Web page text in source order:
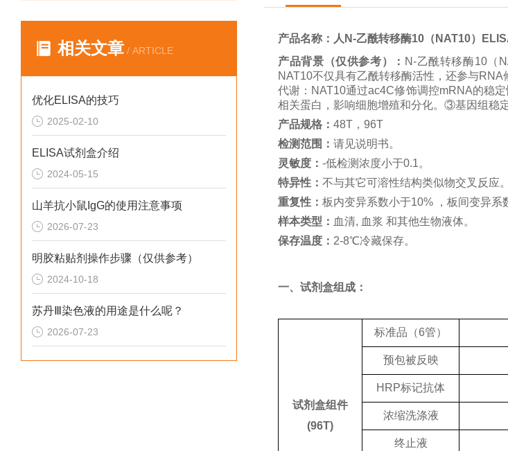
相关文章 / ARTICLE
优化ELISA的技巧
2025-02-10
ELISA试剂盒介绍
2024-05-15
山羊抗小鼠IgG的使用注意事项
2026-07-23
明胶粘贴剂操作步骤（仅供参考）
2024-10-18
苏丹Ⅲ染色液的用途是什么呢？
2026-07-23
产品名称： 人N-乙酰转移酶10（NAT10）
产品背景（仅供参考）
： N-乙酰转移酶10（
NAT10不仅具有乙酰转移酶活性，还参与
代谢：NAT10通过ac4C修饰调控mRNA的稳定
相关蛋白，影响细胞增殖和分化。 ③基因组稳
产品规格： 48T，96T
检测范围： 请见说明书。
灵敏度： -低检测浓度小于0.1。
特异性： 不与其它可溶性结构类似物交叉反应。
重复性： 板内变异系数小于10% ，板间变异系
样本类型： 血清, 血浆 和其他生物液体。
保存温度： 2-8℃冷藏保存。
一、试剂盒组成：
试剂盒组件
(96T)
标准品（6管）
预包被反映
HRP标记抗体
浓缩洗涤液
终止液